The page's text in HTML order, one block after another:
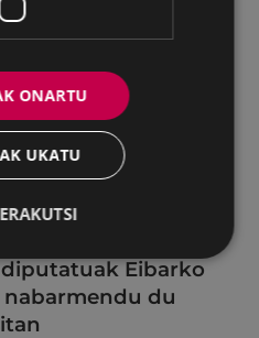
Eibarko
du
ONARTU
UKATU